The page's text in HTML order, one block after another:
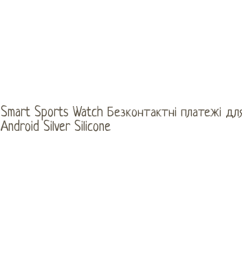
Smart Sports Watch Безконтактні платежі
Android Silver Silicone